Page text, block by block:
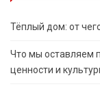
Тёплый дом: от
Что мы оставляем
ценности и